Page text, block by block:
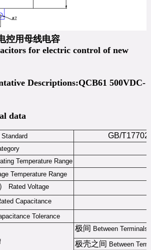
控用母线电容
for electric control of new
Descriptions:QCB61 500VDC-
data
GB/
Temperature Range
Temperature Range
） Rated Voltage
Capacitance
Tolerance
极间 Between Terminals
极壳之间 Between